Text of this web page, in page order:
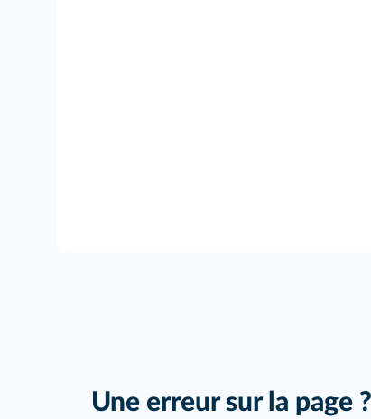
Une erreur sur la page